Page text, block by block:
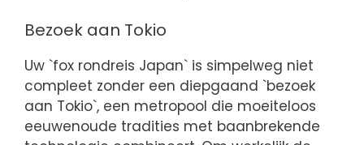
Bezoek aan Tokio
Uw `fox rondreis Japan` is simpelweg niet
compleet zonder een diepgaand `bezoek
aan Tokio`, een metropool die moeiteloos
eeuwenoude tradities met baanbrekende